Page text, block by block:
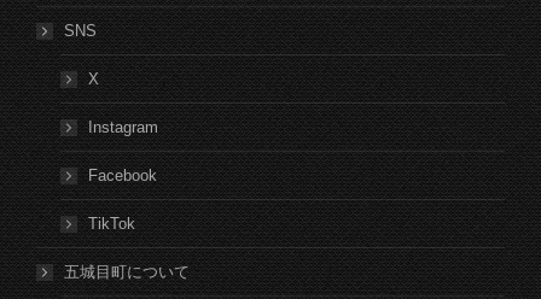
SNS
X
Instagram
Facebook
TikTok
五城目町について